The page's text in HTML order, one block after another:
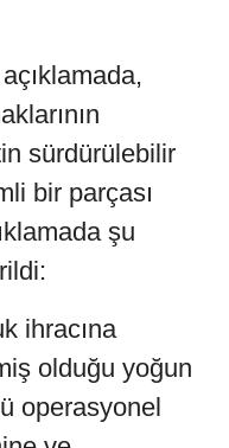
sürdürülebilir
bir parçası
şu
ihracına
olduğu yoğun
operasyonel